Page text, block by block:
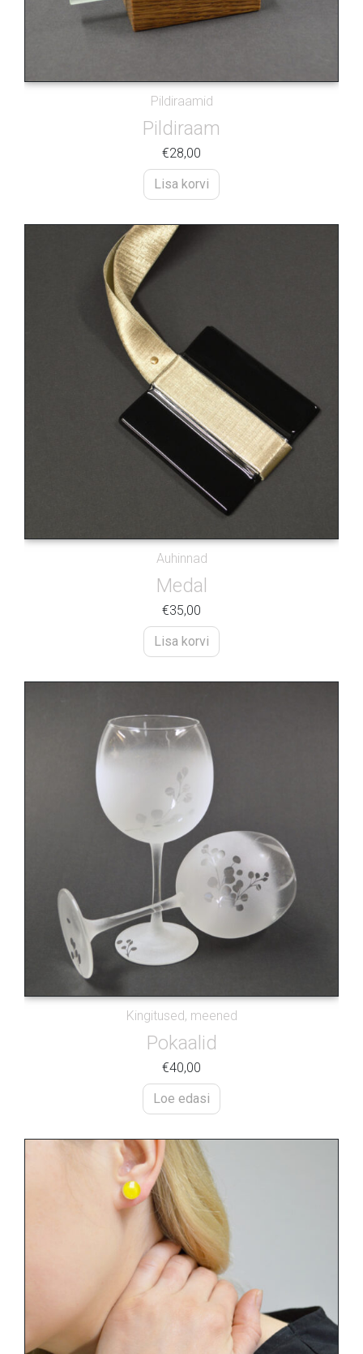
Pildiraamid
Pildiraam
€28,00
Lisa korvi
Auhinnad
Medal
€35,00
Lisa korvi
Kingitused, meened
Pokaalid
€40,00
Loe edasi